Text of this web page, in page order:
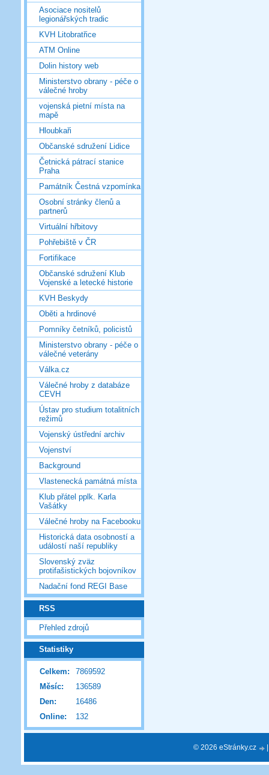
Asociace nositelů
legionářských tradic
KVH Litobratřice
ATM Online
Dolin history web
Ministerstvo obrany - péče o
válečné hroby
vojenská pietní místa na
mapě
Hloubkaři
Občanské sdružení Lidice
Četnická pátrací stanice
Praha
Památník Čestná vzpomínka
Osobní stránky členů a
partnerů
Virtuální hřbitovy
Pohřebiště v ČR
Fortifikace
Občanské sdružení Klub
Vojenské a letecké historie
KVH Beskydy
Oběti a hrdinové
Pomníky četníků, policistů
Ministerstvo obrany - péče o
válečné veterány
Válka.cz
Válečné hroby z databáze
CEVH
Ústav pro studium totalitních
režimů
Vojenský ústřední archiv
Vojenství
Background
Vlastenecká památná místa
Klub přátel pplk. Karla
Vašátky
Válečné hroby na Facebooku
Historická data osobností a
událostí naší republiky
Slovenský zväz
protifašistických bojovníkov
Nadační fond REGI Base
RSS
Přehled zdrojů
Statistiky
Online: 132
Celkem:
7869592
Měsíc:
136589
Den:
16486
© 2026 eStránky.cz